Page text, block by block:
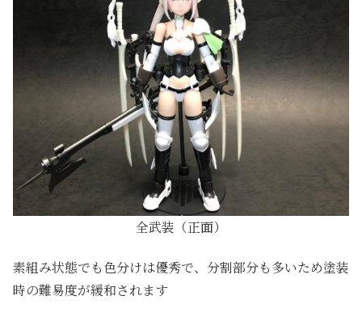
全武装（正面）
素組み状態でも色分けは優秀で、分割部分も多いため塗装
時の難易度が緩和されます